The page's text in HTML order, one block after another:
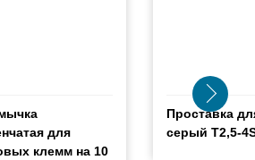
10
Проставка для клемм,
серый T2,5-4SPDL